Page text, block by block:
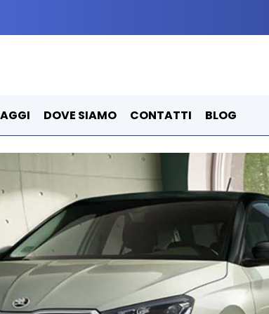
DOVE SIAMO CONTATTI BLOG